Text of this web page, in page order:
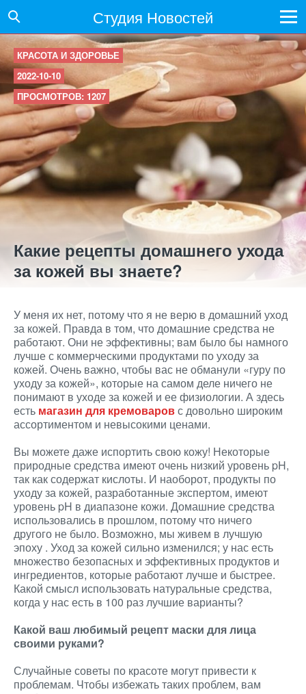
Студия Новостей
КРАСОТА И ЗДОРОВЬЕ
2022-10-10
ПРОСМОТРОВ: 1207
Какие рецепты домашнего ухода
за кожей вы знаете?
У меня их нет, потому что я не верю в домашний уход
за кожей. Правда в том, что домашние средства не
работают. Они не эффективны; вам было бы намного
лучше с коммерческими продуктами по уходу за
кожей. Очень важно, чтобы вас не обманули «гуру по
уходу за кожей», которые на самом деле ничего не
понимают в уходе за кожей и ее физиологии. А здесь
есть магазин для кремоваровс довольно широким
ассортиментом и невысокими ценами.
Вы можете даже испортить свою кожу! Некоторые
природные средства имеют очень низкий уровень pH,
так как содержат кислоты. И наоборот, продукты по
уходу за кожей, разработанные экспертом, имеют
уровень pH в диапазоне кожи. Домашние средства
использовались в прошлом, потому что ничего
другого не было. Возможно, мы живем в лучшую
эпоху . Уход за кожей сильно изменился; у нас есть
множество безопасных и эффективных продуктов и
ингредиентов, которые работают лучше и быстрее.
Какой смысл использовать натуральные средства,
когда у нас есть в 100 раз лучшие варианты?
Какой ваш любимый рецепт маски для лица
своими руками?
Случайные советы по красоте могут привести к
проблемам. Чтобы избежать таких проблем, вам